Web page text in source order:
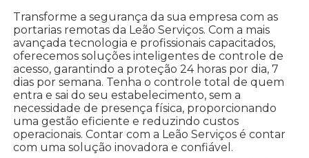
Transforme a segurança da sua empresa com as
portarias remotas da Leão Serviços. Com a mais
avançada tecnologia e profissionais capacitados,
oferecemos soluções inteligentes de controle de
acesso, garantindo a proteção 24 horas por dia, 7
dias por semana. Tenha o controle total de quem
entra e sai do seu estabelecimento, sem a
necessidade de presença física, proporcionando
uma gestão eficiente e reduzindo custos
operacionais. Contar com a Leão Serviços é contar
com uma solução inovadora e confiável.